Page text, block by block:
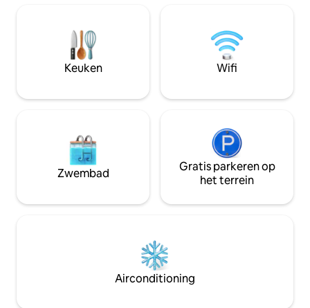
Keuken Wifi
Zwembad
Gratis parkeren op
het terrein
Airconditioning